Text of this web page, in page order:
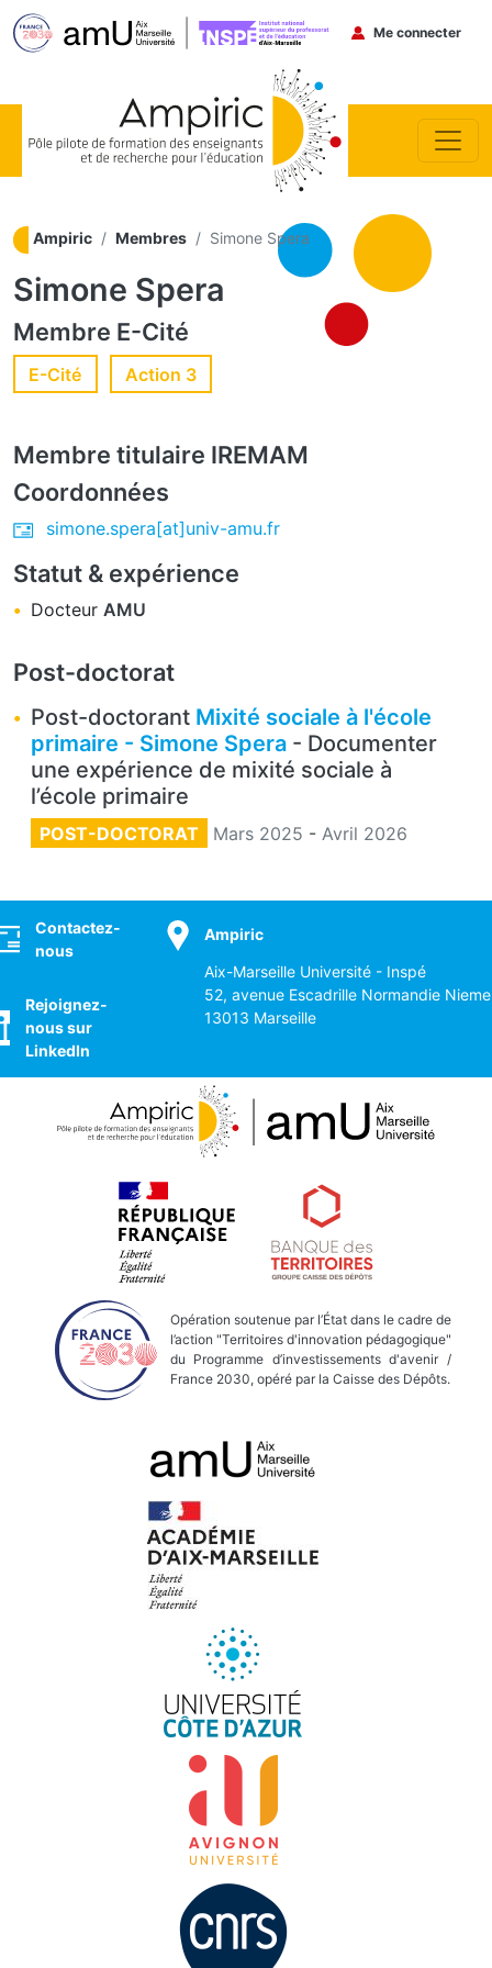
Menu du
Me connecter
Ampiric Membres Simone Spera
Simone Spera
Membre E-Cité
E-Cité Action 3
Membre titulaire IREMAM
Coordonnées
simone.spera[at]univ-amu.fr
Statut & expérience
Docteur AMU
Post-doctorat
Post-doctorant Mixité sociale à l'école
primaire - Simone Spera - Documenter
une expérience de mixité sociale à
l’école primaire
POST-DOCTORAT Mars 2025 - Avril 2026
Contactez-
nous
Rejoignez-
nous sur
LinkedIn
Ampiric
Aix-Marseille Université - Inspé
52, avenue Escadrille Normandie
13013 Marseille
Opération soutenue par l’État dans le cadre de
l’action "Territoires d'innovation pédagogique"
du Programme d’investissements d'avenir /
France 2030, opéré par la Caisse des Dépôts.